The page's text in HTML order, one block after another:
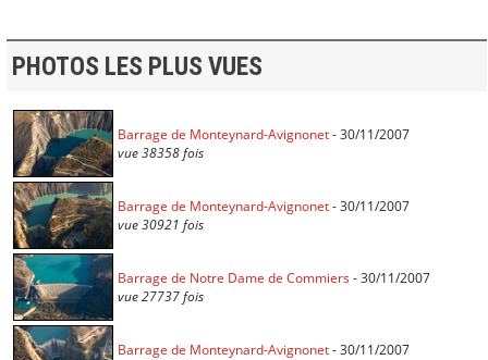
PHOTOS LES PLUS VUES
Barrage de Monteynard-Avignonet- 30/11/2007
vue 38358 fois
Barrage de Monteynard-Avignonet- 30/11/2007
vue 30921 fois
Barrage de Notre Dame de Commiers- 30/11/2007
vue 27737 fois
Barrage de Monteynard-Avignonet- 30/11/2007